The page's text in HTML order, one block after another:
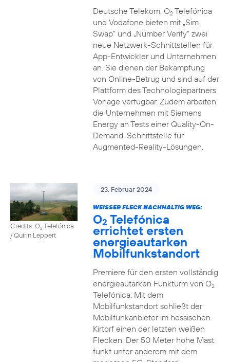
Deutsche Telekom, O2Telefónica
und Vodafone bieten mit „Sim
Swap“ und „Number Verify“ zwei
neue Netzwerk-Schnittstellen für
App-Entwickler und Unternehmen
an. Sie dienen der Bekämpfung
von Online-Betrug und sind auf der
Plattform des Technologiepartners
Vonage verfügbar. Zudem arbeiten
die Unternehmen mit Siemens
Energy an Tests einer Quality-On-
Demand-Schnittstelle für
Augmented-Reality-Lösungen.
Credits: O2Telefónica
/ Quirin Leppert
23. Februar 2024
WEISSER FLECK NACHHALTIG WEG:
O2 Telefónica
errichtet ersten
energieautarken
Mobilfunkstandort
Premiere für den ersten vollständig
energieautarken Funkturm von O2
Telefónica: Mit dem
Mobilfunkstandort schließt der
Mobilfunkanbieter im hessischen
Kirtorf einen der letzten weißen
Flecken. Der 50 Meter hohe Mast
funkt unter anderem mit dem